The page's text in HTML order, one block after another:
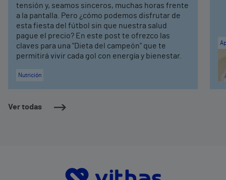
Ver todas
tensión y, seamos sinceros, muchas horas frente
a la pantalla. Pero ¿cómo podemos disfrutar de
esta fiesta del fútbol sin que nuestra salud
pague el precio? En este post te ofrezco las
claves para una "Dieta del campeón" que te
permitirá vivir cada gol con energía y bienestar.
Nutrición